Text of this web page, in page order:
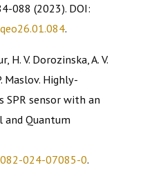
088 (2023). DOI:
.
H. V. Dorozinska, A. V.
Maslov. Highly-
SPR sensor with an
and Quantum
024-07085-0.